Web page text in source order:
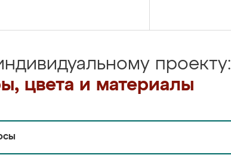
проекту:
цвета и материалы